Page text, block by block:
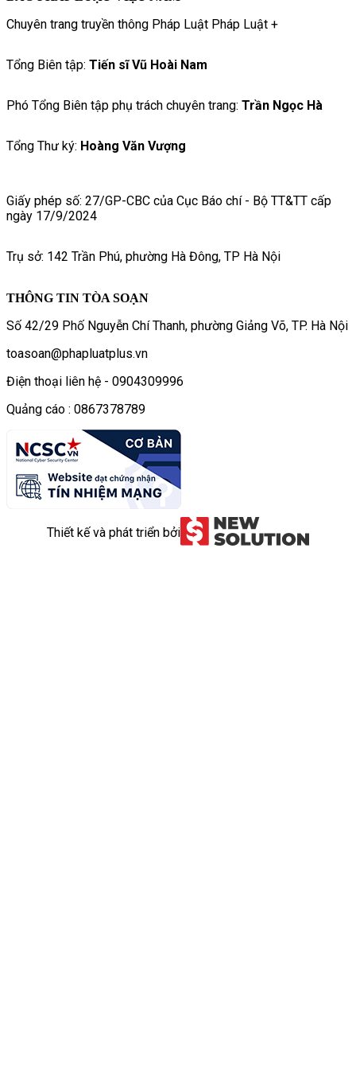
Chuyên trang truyền thông Pháp Luật Pháp Luật +
Tổng Biên tập: Tiến sĩ Vũ Hoài Nam
Phó Tổng Biên tập phụ trách chuyên trang: Trần Ngọc Hà
Tổng Thư ký: Hoàng Văn Vượng
Giấy phép số: 27/GP-CBC của Cục Báo chí - Bộ TT&TT cấp
ngày 17/9/2024
Trụ sở: 142 Trần Phú, phường Hà Đông, TP Hà Nội
THÔNG TIN TÒA SOẠN
Số 42/29 Phố Nguyễn Chí Thanh, phường Giảng Võ, TP. Hà Nội
toasoan@phapluatplus.vn
Điện thoại liên hệ - 0904309996
Quảng cáo : 0867378789
Thiết kế và phát triển bởi